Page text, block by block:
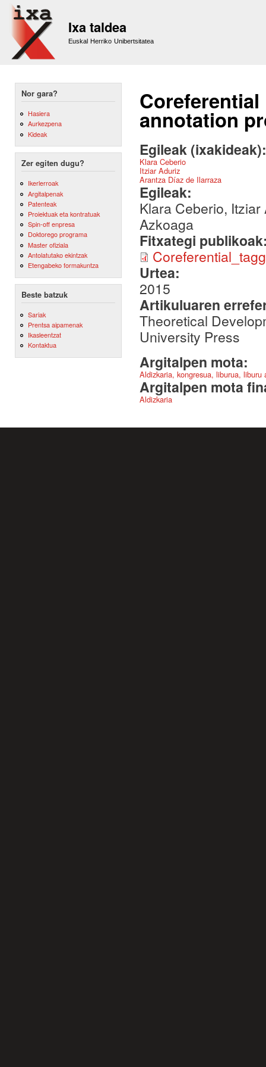
Ixa taldea
Euskal Herriko Unibertsitatea
Nor gara?
Hasiera
Aurkezpena
Kideak
Zer egiten dugu?
Ikerlerroak
Argitalpenak
Patenteak
Proiektuak eta kontratuak
Spin-off enpresa
Doktorego programa
Master ofiziala
Antolatutako ekintzak
Etengabeko formakuntza
Beste batzuk
Sariak
Prentsa aipamenak
Ikasleentzat
Kontaktua
annotation
Egileak
Klara Ceberio
Itziar Aduriz
Arantza Díaz de Ilarraza
Egileak:
Klara Ceberio,
Azkoaga
Fitxategi
Urtea:
2015
Artikuluaren
Theoretical
University Press
Argitalpen mota:
Aldizkaria, kongresua, liburua,
Argitalpen mota
Aldizkaria